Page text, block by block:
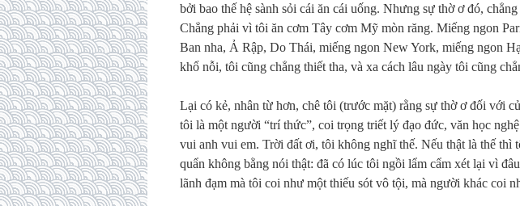
bởi bao thế hệ sành sỏi cái ăn cái uống. Nhưng sự thờ ơ đó,
Chẳng phải vì tôi ăn cơm Tây cơm Mỹ mòn răng. Miếng ngon
Ban nha, Ả Rập, Do Thái, miếng ngon New York, miếng ngon
khổ nỗi, tôi cũng chẳng thiết tha, và xa cách lâu ngày tôi cũng
Lại có kẻ, nhân từ hơn, chê tôi (trước mặt) rằng sự thờ ơ đối với
tôi là một người “trí thức”, coi trọng triết lý đạo đức, văn học
vui anh vui em. Trời đất ơi, tôi không nghĩ thế. Nếu thật là thế thì
quẩn không bằng nói thật: đã có lúc tôi ngồi lẩm cẩm xét lại vì
lãnh đạm mà tôi coi như một thiếu sót vô tội, mà người khác coi